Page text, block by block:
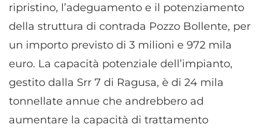
ripristino, l’adeguamento e il potenziamento
della struttura di contrada Pozzo Bollente, per
un importo previsto di 3 milioni e 972 mila
euro. La capacità potenziale dell’impianto,
gestito dalla Srr 7 di Ragusa, è di 24 mila
tonnellate annue che andrebbero ad
aumentare la capacità di trattamento